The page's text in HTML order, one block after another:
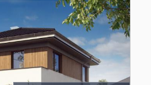
для узкого участка